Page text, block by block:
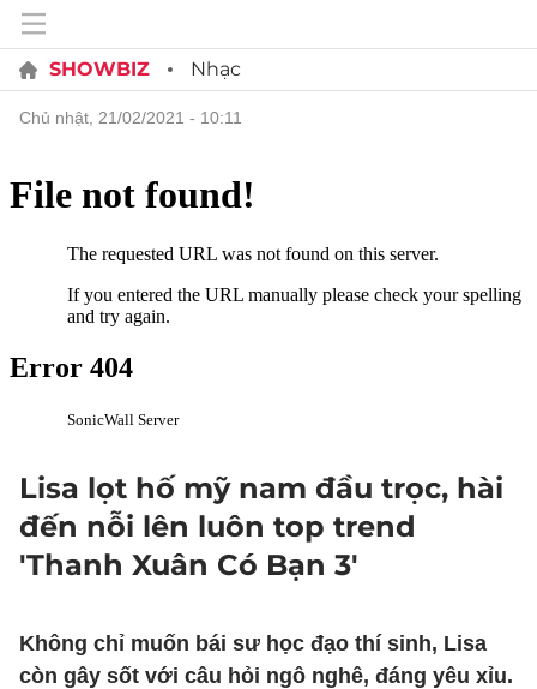
SHOWBIZ Nhạc
chủ nhật, 21/02/2021 - 10:11
Lisa lọt hố mỹ nam đầu trọc, hài
đến nỗi lên luôn top trend
'Thanh Xuân Có Bạn 3'
Không chỉ muốn bái sư học đạo thí sinh, Lisa
còn gây sốt với câu hỏi ngô nghê, đáng yêu xỉu.